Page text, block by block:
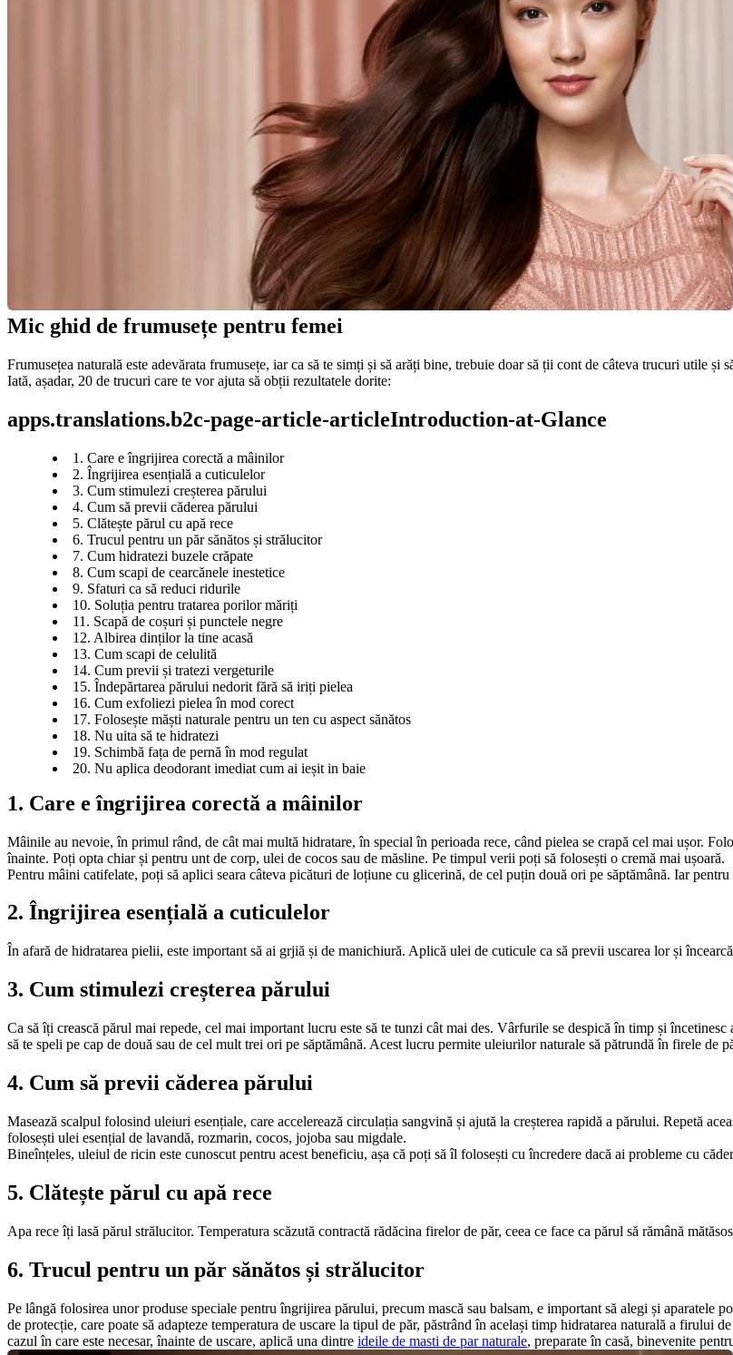
Mic ghid de frumusețe pentru femei
Frumusețea naturală este adevărata frumusețe, iar ca să te simți și să arăți bine, trebuie doar să ții cont de câteva trucuri utile și
Iată, așadar, 20 de trucuri care te vor ajuta să obții rezultatele dorite:
apps.translations.b2c-page-article-articleIntroduction-at-Glance
1. Care e îngrijirea corectă a mâinilor
2. Îngrijirea esențială a cuticulelor
3. Cum stimulezi creșterea părului
4. Cum să previi căderea părului
5. Clătește părul cu apă rece
6. Trucul pentru un păr sănătos și strălucitor
7. Cum hidratezi buzele crăpate
8. Cum scapi de cearcănele inestetice
9. Sfaturi ca să reduci ridurile
10. Soluția pentru tratarea porilor măriți
11. Scapă de coșuri și punctele negre
12. Albirea dinților la tine acasă
13. Cum scapi de celulită
14. Cum previi și tratezi vergeturile
15. Îndepărtarea părului nedorit fără să iriți pielea
16. Cum exfoliezi pielea în mod corect
17. Folosește măști naturale pentru un ten cu aspect sănătos
18. Nu uita să te hidratezi
19. Schimbă fața de pernă în mod regulat
20. Nu aplica deodorant imediat cum ai ieșit in baie
1. Care e îngrijirea corectă a mâinilor
Mâinile au nevoie, în primul rând, de cât mai multă hidratare, în special în perioada rece, când pielea se crapă cel mai ușor.
înainte. Poți opta chiar și pentru unt de corp, ulei de cocos sau de măsline. Pe timpul verii poți să folosești o cremă mai ușoară.
Pentru mâini catifelate, poți să aplici seara câteva picături de loțiune cu glicerină, de cel puțin două ori pe săptămână. Iar
2. Îngrijirea esențială a cuticulelor
În afară de hidratarea pielii, este important să ai grjiă și de manichiură. Aplică ulei de cuticule ca să previi uscarea lor și
3. Cum stimulezi creșterea părului
Ca să îți crească părul mai repede, cel mai important lucru este să te tunzi cât mai des. Vârfurile se despică în timp și
să te speli pe cap de două sau de cel mult trei ori pe săptămână. Acest lucru permite uleiurilor naturale să pătrundă în firele de
4. Cum să previi căderea părului
Masează scalpul folosind uleiuri esențiale, care accelerează circulația sangvină și ajută la creșterea rapidă a părului. Repetă
folosești ulei esențial de lavandă, rozmarin, cocos, jojoba sau migdale.
Bineînțeles, uleiul de ricin este cunoscut pentru acest beneficiu, așa că poți să îl folosești cu încredere dacă ai probleme cu
5. Clătește părul cu apă rece
Apa rece îți lasă părul strălucitor. Temperatura scăzută contractă rădăcina firelor de păr, ceea ce face ca părul să rămână
6. Trucul pentru un păr sănătos și strălucitor
Pe lângă folosirea unor produse speciale pentru îngrijirea părului, precum mască sau balsam, e important să alegi și aparatele
de protecție, care poate să adapteze temperatura de uscare la tipul de păr, păstrând în același timp hidratarea naturală a firului
cazul în care este necesar, înainte de uscare, aplică una dintre ideile de masti de par naturale, preparate în casă, binevenite